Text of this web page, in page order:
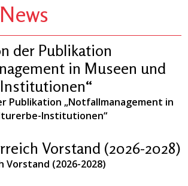
der Publikation
in Museen und
Publikation „Notfallmanagement in
Institutionen“
Vorstand (2026-2028)
Vorstand (2026-2028)